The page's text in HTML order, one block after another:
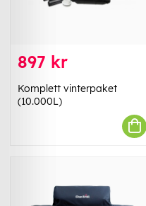
897 kr
Komplett vinterpaket
(10.000L)